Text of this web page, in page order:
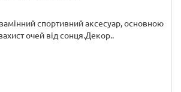
спортивний аксесуар, основною
очей від сонця.Декор..